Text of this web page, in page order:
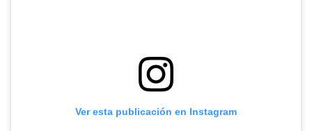
Ver esta publicación en Instagram